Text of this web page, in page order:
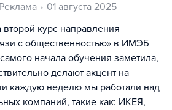
01 августа 2025
курс направления
с общественностью» в ИМЭБ
начала обучения заметила,
делают акцент на
каждую неделю мы работали над
компаний, такие как: ИКЕЯ,